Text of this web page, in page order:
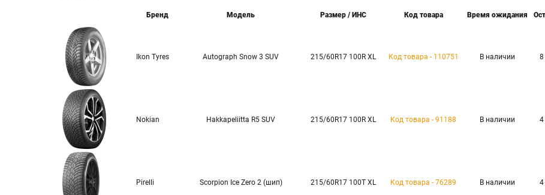
Бренд Модель Размер / ИНС Код товара Время ожидания
Ikon Tyres Autograph Snow 3 SUV 215/60R17 100R XL Код товара - 110751 В наличии
Nokian Hakkapeliitta R5 SUV 215/60R17 100R XL Код товара - 91188 В наличии
Pirelli Scorpion Ice Zero 2 (шип) 215/60R17 100T XL Код товара - 76289 В наличии